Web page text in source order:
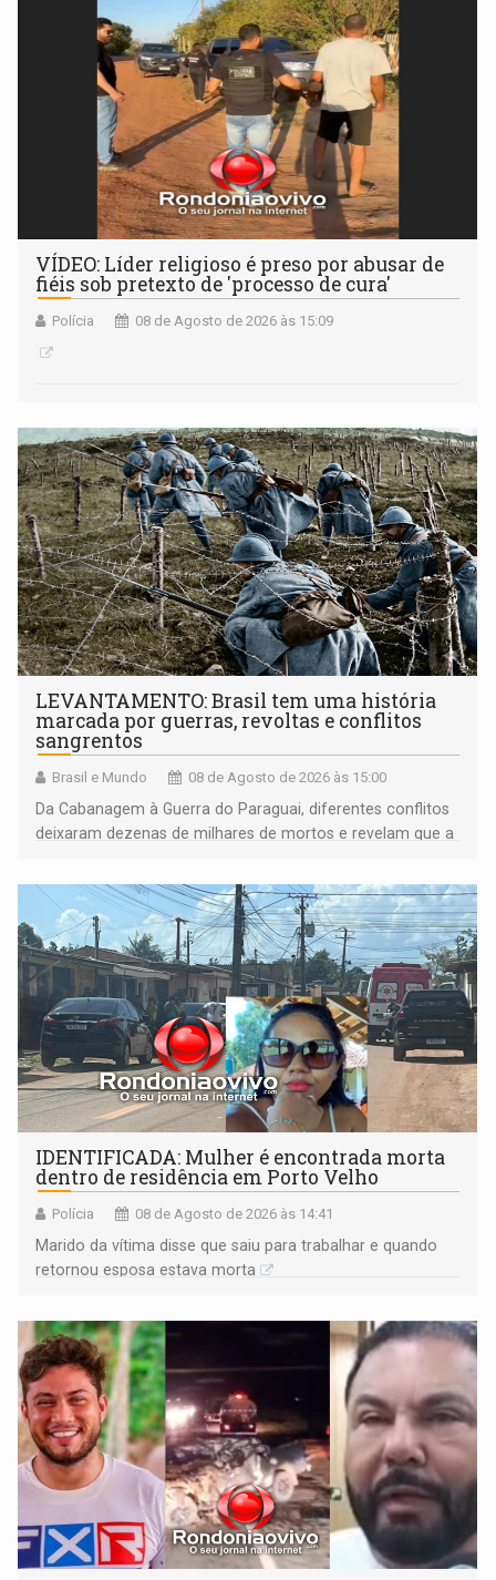
VÍDEO: Líder religioso é preso por abusar de
fiéis sob pretexto de 'processo de cura'
Polícia 08 de Agosto de 2026 às 15:09
LEVANTAMENTO: Brasil tem uma história
marcada por guerras, revoltas e conflitos
sangrentos
Brasil e Mundo 08 de Agosto de 2026 às 15:00
Da Cabanagem à Guerra do Paraguai, diferentes conflitos
deixaram dezenas de milhares de mortos e revelam que a
territoriais e sociais
IDENTIFICADA: Mulher é encontrada morta
dentro de residência em Porto Velho
Polícia 08 de Agosto de 2026 às 14:41
Marido da vítima disse que saiu para trabalhar e quando
retornou esposa estava morta